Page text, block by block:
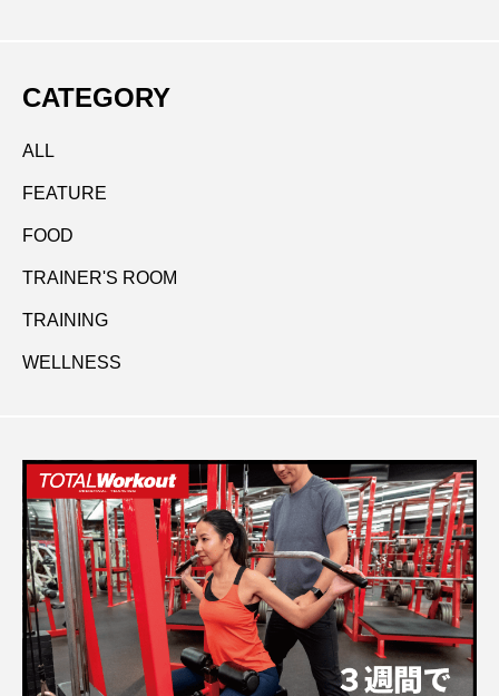
要な“戦略的コンディショニング”
CATEGORY
ALL
FEATURE
FOOD
TRAINER'S ROOM
TRAINING
WELLNESS